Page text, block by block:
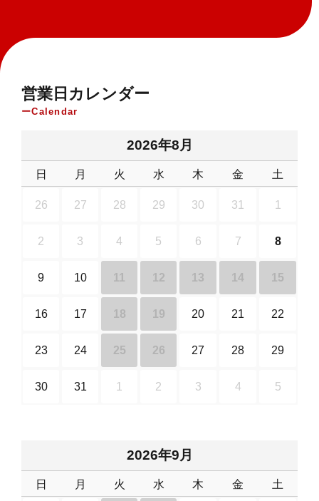
営業日カレンダー
Calendar
2026年8月
日 月 火 水 木 金 土
26 27 28 29 30 31 1
2 3 4 5 6 7 8
9 10 11 12 13 14 15
16 17 18 19 20 21 22
23 24 25 26 27 28 29
30 31 1 2 3 4 5
2026年9月
日 月 火 水 木 金 土